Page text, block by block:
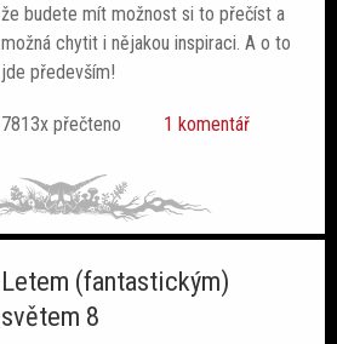
že budete mít možnost si to přečíst a
možná chytit i nějakou inspiraci. A o to
jde především!
7813x přečteno 1 komentář
Letem (fantastickým)
světem 8